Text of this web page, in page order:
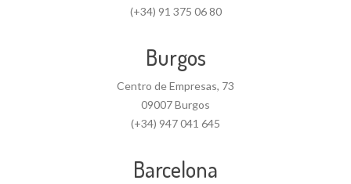
(+34) 91 375 06 80
Burgos
Centro de Empresas, 73
09007 Burgos
(+34) 947 041 645
Barcelona